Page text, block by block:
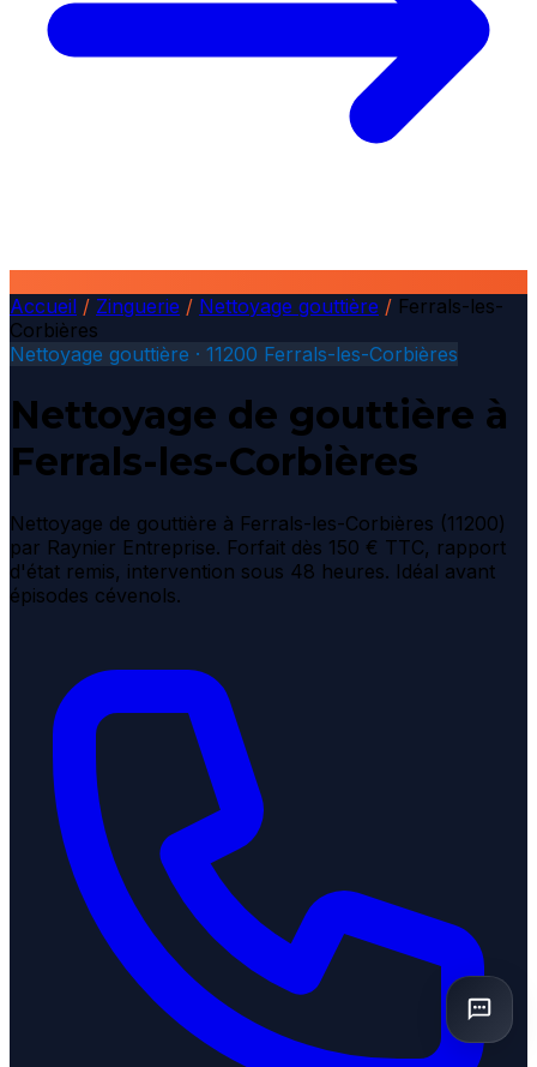
Accueil / Zinguerie / Nettoyage gouttière / Ferrals-les-
Corbières
Nettoyage gouttière · 11200 Ferrals-les-Corbières
Nettoyage de gouttière à
Ferrals-les-Corbières
Nettoyage de gouttière à Ferrals-les-Corbières (11200)
par Raynier Entreprise. Forfait dès 150 € TTC, rapport
d'état remis, intervention sous 48 heures. Idéal avant
épisodes cévenols.